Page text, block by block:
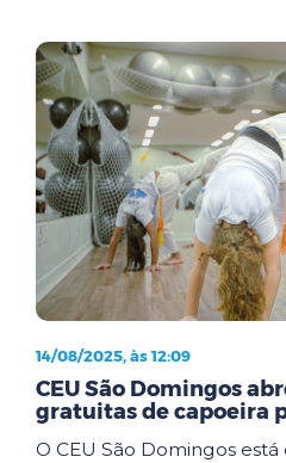
14/08/2025, às 12:09
CEU São Domingos
gratuitas de capoeira
O CEU São Domingos